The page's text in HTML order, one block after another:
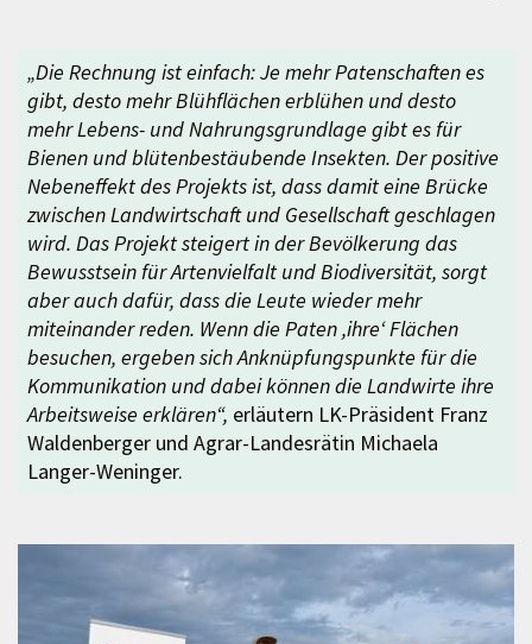
„Die Rechnung ist einfach: Je mehr Patenschaften es
gibt, desto mehr Blühflächen erblühen und desto
mehr Lebens- und Nahrungsgrundlage gibt es für
Bienen und blütenbestäubende Insekten. Der positive
Nebeneffekt des Projekts ist, dass damit eine Brücke
zwischen Landwirtschaft und Gesellschaft geschlagen
wird. Das Projekt steigert in der Bevölkerung das
Bewusstsein für Artenvielfalt und Biodiversität, sorgt
aber auch dafür, dass die Leute wieder mehr
miteinander reden. Wenn die Paten ,ihre‘ Flächen
besuchen, ergeben sich Anknüpfungspunkte für die
Kommunikation und dabei können die Landwirte ihre
Arbeitsweise erklären“, erläutern LK-Präsident Franz
Waldenberger und Agrar-Landesrätin Michaela
Langer-Weninger.